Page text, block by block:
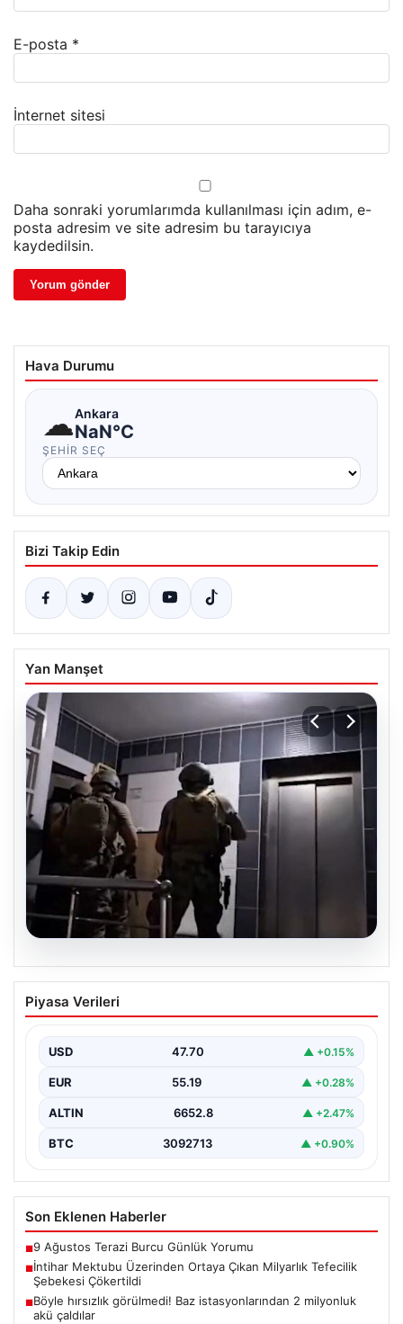
E-posta *
İnternet sitesi
Daha sonraki yorumlarımda kullanılması için adım, e-
posta adresim ve site adresim bu tarayıcıya
kaydedilsin.
Hava Durumu
☁Ankara
NaN°C
ŞEHIR SEÇ
Bizi Takip Edin
Yan Manşet
07.08.2026
İntihar Mektubu Üzerinden Ortaya
Çıkan Milyarlık Tefecilik Şebekesi
Elazığ’da, tefecilere olan borçlarını belirten bir intihar
büyük çaplı…
Piyasa Verileri
USD 47.70 ▲ +0.15%
EUR 55.19 ▲ +0.28%
ALTIN 6652.8 ▲ +2.47%
BTC 3092713 ▲ +0.90%
Son Eklenen Haberler
■9 Ağustos Terazi Burcu Günlük Yorumu
■İntihar Mektubu Üzerinden Ortaya Çıkan Milyarlık Tefecilik
Şebekesi Çökertildi
■Böyle hırsızlık görülmedi! Baz istasyonlarından 2 milyonluk
akü çaldılar